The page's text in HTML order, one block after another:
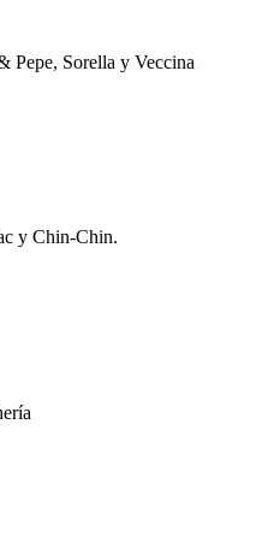
Pepe, Sorella y Veccina
y Chin-Chin.